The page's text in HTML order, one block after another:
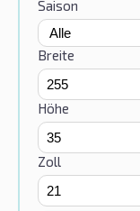
Saison
Breite
Höhe
Zoll